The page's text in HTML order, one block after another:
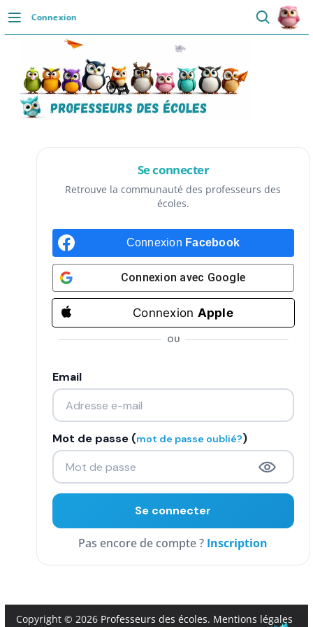
PasserConnexion
DÉCOUVRIR
Accueil
Se connecter
VIE PROFESSIONNELLE
Ressources
Lectures de livres
Mouvement
COMMUNAUTÉ
Forum
Réseaux sociaux
Petites annonces
Se connecter
Retrouve la communauté des professeurs des
écoles.
Connexion Facebook
Connexion avec Google
Connexion Apple
OU
Email
Mot de passe (mot de passe oublié?)
Inscription
Copyright © 2026 Professeurs des écoles. Mentions légales